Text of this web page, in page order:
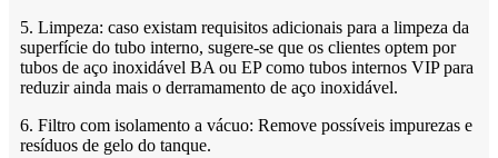
5. Limpeza: caso existam requisitos adicionais para a limpeza da
superfície do tubo interno, sugere-se que os clientes optem por
tubos de aço inoxidável BA ou EP como tubos internos VIP para
reduzir ainda mais o derramamento de aço inoxidável.
6. Filtro com isolamento a vácuo: Remove possíveis impurezas e
resíduos de gelo do tanque.